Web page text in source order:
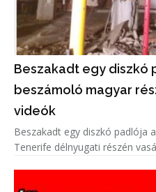
Beszakadt egy diszkó
beszámoló magyar
videók
Beszakadt egy diszkó padlója
Tenerife délnyugati részén